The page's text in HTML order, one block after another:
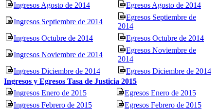
Ingresos Agosto de 2014
Egresos Agosto de 2014
Ingresos Septiembre de 2014
Egresos Septiembre de
2014
Ingresos Octubre de 2014
Egresos Octubre de 2014
Ingresos Noviembre de 2014
Egresos Noviembre de
2014
Ingresos Diciembre de 2014
Egresos Diciembre de 2014
Ingresos y Egresos Tasa de Justicia 2015
Ingresos Enero de 2015
Egresos Enero de 2015
Ingresos Febrero de 2015
Egresos Febrero de 2015